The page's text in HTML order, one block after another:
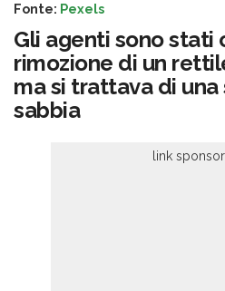
Fonte: Pexels
Gli agenti sono stati
rimozione di un
ma si trattava di
sabbia